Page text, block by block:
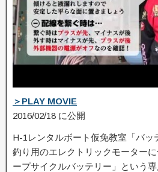
＞PLAY MOVIE
2016/02/18 に公開
H-1レンタルボート仮免教室「バッ
釣り用のエレクトリックモーター
ープサイクルバッテリー」と­いう専